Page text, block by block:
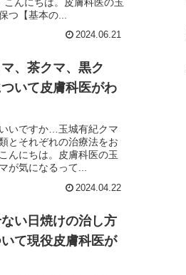
つ【基本の...
2024.06.21
、茶クマ、黒ク
いて皮膚科医がわ
いですか…玉城有紀クマ
とそれぞれの治療法をお
んにちは。皮膚科医の玉
が気になるって...
2024.04.22
い日焼けの治し方
て現役皮膚科医が